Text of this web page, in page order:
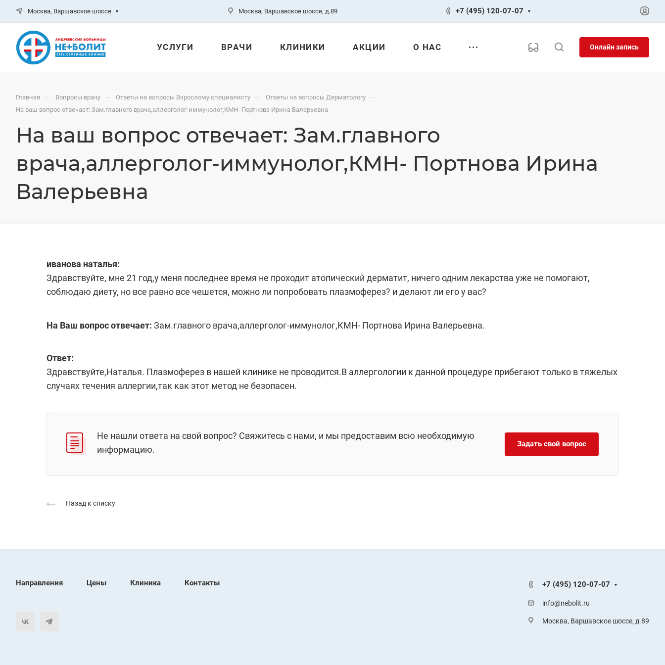
Москва, Варшавское шоссе Москва, Варшавское шоссе, д.89 +7 (495) 120-07-07
УСЛУГИ ВРАЧИ КЛИНИКИ АКЦИИ О НАС Онлайн запись
Главная — Вопросы врачу — Ответы на вопросы Взрослому специалисту — Ответы на вопросы Дерматологу —
На ваш вопрос отвечает: Зам.главного врача,аллерголог-иммунолог,КМН- Портнова Ирина Валерьевна
На ваш вопрос отвечает: Зам.главного
врача,аллерголог-иммунолог,КМН- Портнова Ирина
Валерьевна
иванова наталья:
Здравствуйте, мне 21 год,у меня последнее время не проходит атопический дерматит, ничего одним лекарства уже не помогают,
соблюдаю диету, но все равно все чешется, можно ли попробовать плазмоферез? и делают ли его у вас?
На Ваш вопрос отвечает: Зам.главного врача,аллерголог-иммунолог,КМН- Портнова Ирина Валерьевна.
Ответ:
Здравствуйте,Наталья. Плазмоферез в нашей клинике не проводится.В аллергологии к данной процедуре прибегают только в тяжелых
случаях течения аллергии,так как этот метод не безопасен.
Не нашли ответа на свой вопрос? Свяжитесь с нами, и мы предоставим всю необходимую
информацию.
Задать свой вопрос
Назад к списку
Направления Цены Клиника Контакты +7 (495) 120-07-07
info@nebolit.ru
Москва, Варшавское шоссе, д.89